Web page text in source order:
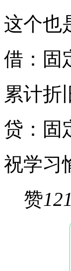
这个也
借：固
累计折
贷：固
祝学习
赞121